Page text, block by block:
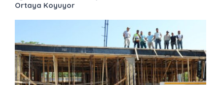
Ortaya Koyuyor